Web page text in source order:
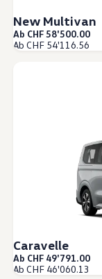
Kontakt
Newsroom
Offene
New Multivan
Ab CHF 58'500.00
Ab CHF 54'116.56
Caravelle
Ab CHF 49'791.00
Ab CHF 46'060.13